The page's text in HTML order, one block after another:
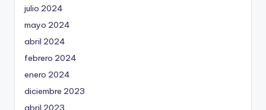
julio 2024
mayo 2024
abril 2024
febrero 2024
enero 2024
diciembre 2023
abril 2023